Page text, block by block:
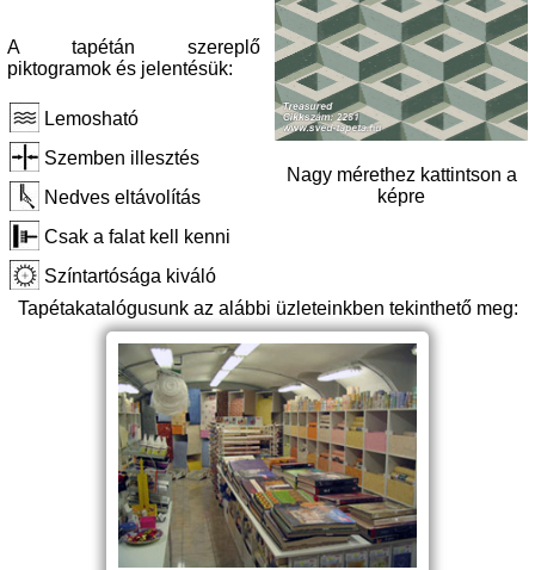
A tapétán szereplő
piktogramok és jelentésük:
Lemosható
Szemben illesztés
Nedves eltávolítás
Csak a falat kell kenni
Színtartósága kiváló
Nagy mérethez kattintson a
képre
Tapétakatalógusunk az alábbi üzleteinkben tekinthető meg: